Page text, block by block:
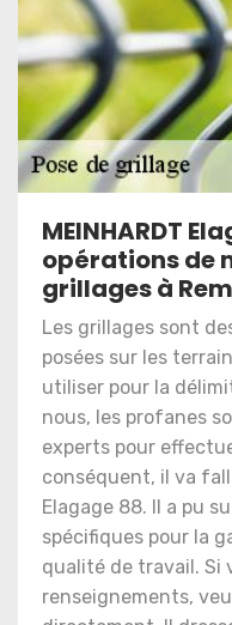
MEINHARDT
opérations de
grillages à
Les grillages sont
posées sur les
utiliser pour la
nous, les profanes
experts pour
conséquent, il va
Elagage 88. Il a pu
spécifiques pour la
qualité de travail. Si
renseignements,